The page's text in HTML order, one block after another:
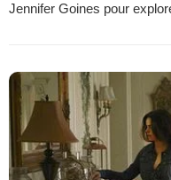
Jennifer Goines pour